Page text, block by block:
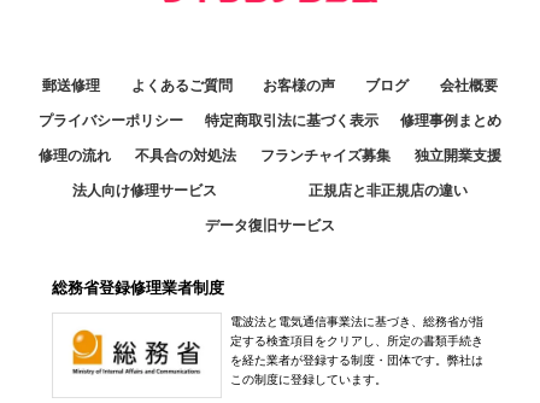
郵送修理 よくあるご質問 お客様の声 ブログ 会社概要
プライバシーポリシー 特定商取引法に基づく表示 修理事例まとめ
修理の流れ 不具合の対処法 フランチャイズ募集 独立開業支援
法人向け修理サービス 正規店と非正規店の違い
データ復旧サービス
総務省登録修理業者制度
電波法と電気通信事業法に基づき、総務省が指
定する検査項目をクリアし、所定の書類手続き
を経た業者が登録する制度・団体です。弊社は
この制度に登録しています。